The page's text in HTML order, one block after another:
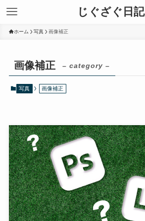
じぐざぐ日記
ホーム 写真 画像補正
画像補正 – category –
写真 画像補正